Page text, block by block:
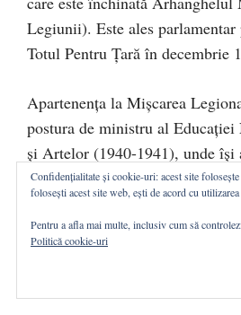
Legiunii). Este ales
Totul Pentru Țară în decembrie
Apartenența la Mișcarea
postura de ministru al
și Artelor (1940-1941), unde își
ca: Secretar General,
mai bun elev al Profesorului
generali în diferitele ramuri ale
Vasile Băncilă, filosoful noii
Confidențialitate și cookie-uri: acest site
folosești acest site web, ești de acord cu
Pentru a afla mai multe, inclusiv cum să
Politică cookie-uri